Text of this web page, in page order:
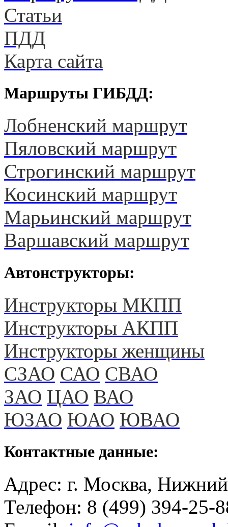
Статьи
ПДД
Карта сайта
Маршруты ГИБДД:
Лобненский маршрут
Пяловский маршрут
Строгинский маршрут
Косинский маршрут
Марьинский маршрут
Варшавский маршрут
Автонструкторы:
Инструкторы МКПП
Инструкторы АКПП
Инструкторы женщины
СЗАО САО СВАО
ЗАО ЦАО ВАО
ЮЗАО ЮАО ЮВАО
Контактные данные:
Адрес: г. Москва,
Телефон: 8 (499) 394-25-